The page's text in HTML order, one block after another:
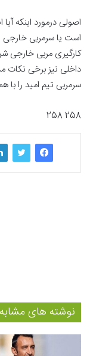
اصولی درمورد اینکه
است یا سرمربی
کارگیری مربی خارجی
داخلی نیز برخی نکات
سرمربی تیم امید را
258 258
نوشته های مشابه